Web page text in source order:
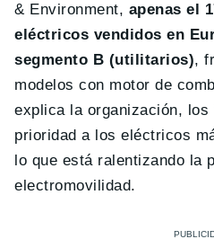
& Environment, apenas el
eléctricos vendidos en
segmento B (utilitarios),
modelos con motor de
explica la organización,
prioridad a los eléctricos
lo que está ralentizando la
electromovilidad.